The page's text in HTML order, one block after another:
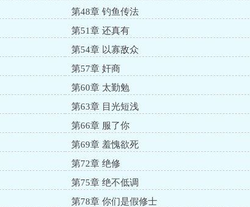
第48章 钓鱼传法
第51章 还真有
第54章 以寡敌众
第57章 奸商
第60章 太勤勉
第63章 目光短浅
第66章 服了你
第69章 羞愧欲死
第72章 绝修
第75章 绝不低调
第78章 你们是假修士